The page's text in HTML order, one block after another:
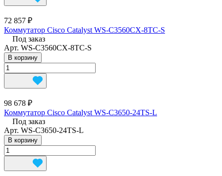
72 857 ₽
Коммутатор Cisco Catalyst WS-C3560CX-8TC-S
Под заказ
Арт. WS-C3560CX-8TC-S
В корзину
98 678 ₽
Коммутатор Cisco Catalyst WS-C3650-24TS-L
Под заказ
Арт. WS-C3650-24TS-L
В корзину